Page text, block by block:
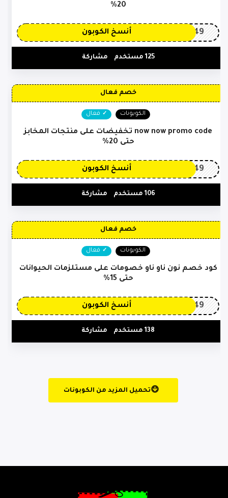
20%
OP149 أنسخ الكوبون
125 مستخدم مشاركة
خصم فعال
الكوبونات فعال
now now promo code تخفيضات على منتجات المخابز
حتى 20%
OP149 أنسخ الكوبون
106 مستخدم مشاركة
خصم فعال
الكوبونات فعال
كود خصم نون ناو ناو خصومات على مستلزمات الحيوانات
حتى 15%
OP149 أنسخ الكوبون
138 مستخدم مشاركة
تحميل المزيد من الكوبونات